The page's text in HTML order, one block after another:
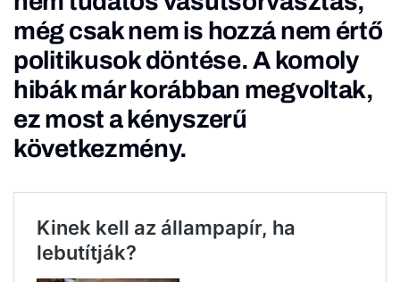
még csak nem is hozzá nem értő
politikusok döntése. A komoly
hibák már korábban megvoltak,
ez most a kényszerű
következmény.